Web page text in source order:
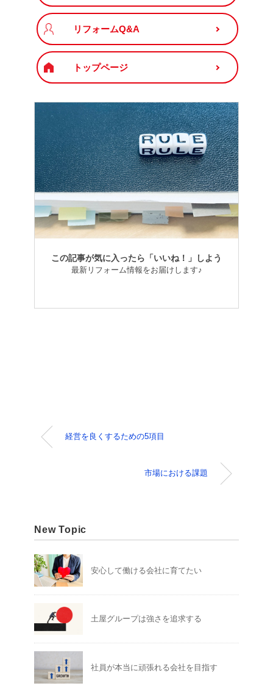
リフォームQ&A
トップページ
この記事が気に入ったら「いいね！」しよう
最新リフォーム情報をお届けします♪
経営を良くするための5項目
市場における課題
New Topic
安心して働ける会社に育てたい
土屋グループは強さを追求する
社員が本当に頑張れる会社を目指す